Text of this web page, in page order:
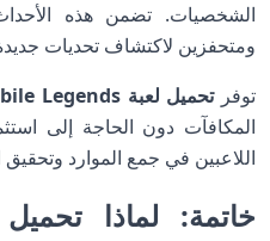
الشخصيات. تضمن هذه
ومتحفزين لاكتشاف تحديات
توفرتحميل لعبة Mobile Legends مهكرة
المكافآت دون الحاجة إلى
اللاعبين في جمع الموارد وتحقيق